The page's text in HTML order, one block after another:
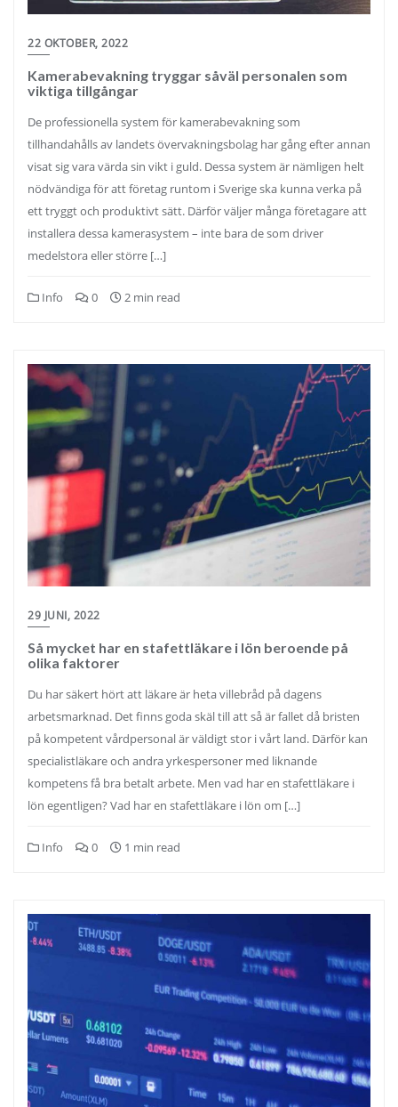
22 OKTOBER, 2022
Kamerabevakning tryggar såväl personalen som
viktiga tillgångar
De professionella system för kamerabevakning som
tillhandahålls av landets övervakningsbolag har gång efter annan
visat sig vara värda sin vikt i guld. Dessa system är nämligen helt
nödvändiga för att företag runtom i Sverige ska kunna verka på
ett tryggt och produktivt sätt. Därför väljer många företagare att
installera dessa kamerasystem – inte bara de som driver
medelstora eller större […]
Info 0 2 min read
29 JUNI, 2022
Så mycket har en stafettläkare i lön beroende på
olika faktorer
Du har säkert hört att läkare är heta villebråd på dagens
arbetsmarknad. Det finns goda skäl till att så är fallet då bristen
på kompetent vårdpersonal är väldigt stor i vårt land. Därför kan
specialistläkare och andra yrkespersoner med liknande
kompetens få bra betalt arbete. Men vad har en stafettläkare i
lön egentligen? Vad har en stafettläkare i lön om […]
Info 0 1 min read